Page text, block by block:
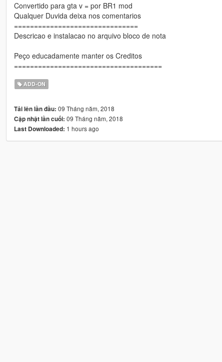
Convertido para gta v = por BR1 mod
Qualquer Duvida deixa nos comentarios
===============================
Descricao e instalacao no arquivo bloco de nota
Peço educadamente manter os Creditos
=====================================
ADD-ON
Tải lên lần đầu: 09 Tháng năm, 2018
Cập nhật lần cuối: 09 Tháng năm, 2018
Last Downloaded: 1 hours ago